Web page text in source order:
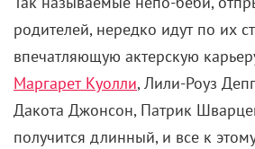
родителей, нередко идут по их
впечатляющую актерскую
Маргарет Куолли, Лили-Роуз
Дакота Джонсон, Патрик
получится длинный, и все к